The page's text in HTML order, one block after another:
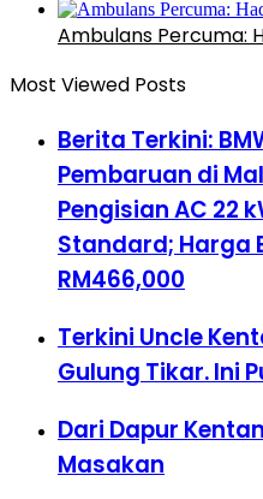
Ambulans Percuma:
Most Viewed Posts
Berita Terkini:
Pembaruan di
Pengisian AC 22
Standard; Harga
RM466,000
Terkini Uncle
Gulung Tikar. Ini
Dari Dapur
Masakan